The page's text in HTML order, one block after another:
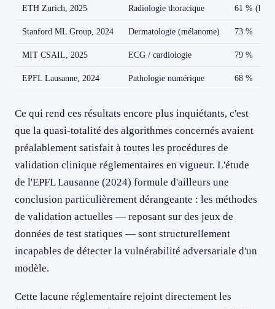
ETH Zurich, 2025 Radiologie thoracique 61 %
Stanford ML Group, 2024 Dermatologie (mélanome) 73 %
MIT CSAIL, 2025 ECG / cardiologie 79 %
EPFL Lausanne, 2024 Pathologie numérique 68 %
Ce qui rend ces résultats encore plus inquiétants, c'est
que la quasi-totalité des algorithmes concernés avaient
préalablement satisfait à toutes les procédures de
validation clinique réglementaires en vigueur. L'étude
de l'EPFL Lausanne (2024) formule d'ailleurs une
conclusion particulièrement dérangeante : les méthodes
de validation actuelles — reposant sur des jeux de
données de test statiques — sont structurellement
incapables de détecter la vulnérabilité adversariale d'un
modèle.
Cette lacune réglementaire rejoint directement les